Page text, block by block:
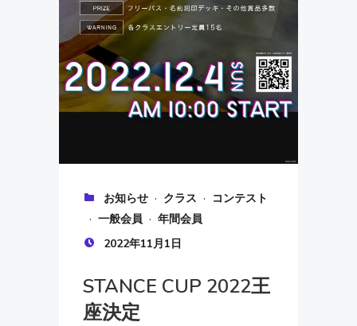
お知らせ · クラス · コンテスト
· 一般会員 · 年間会員
2022年11月1日
STANCE CUP 2022王
座決定